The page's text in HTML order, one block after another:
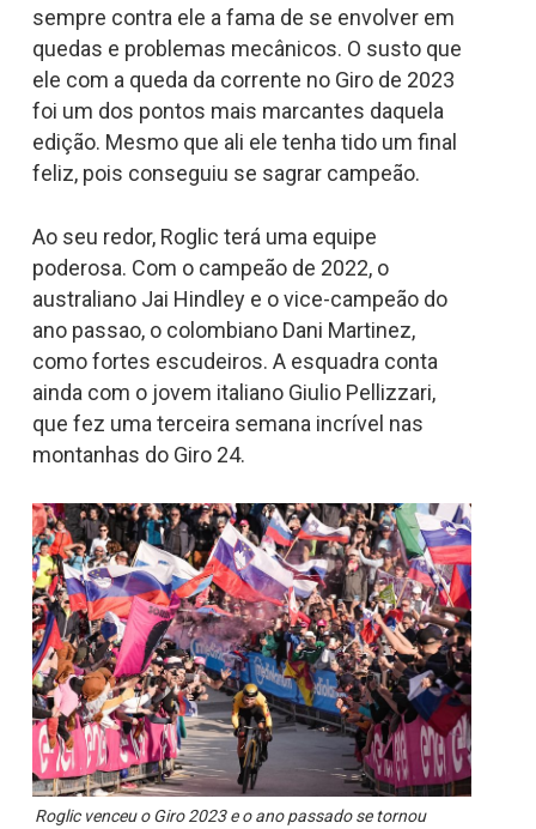
sempre contra ele a fama de se envolver em
quedas e problemas mecânicos. O susto que
ele com a queda da corrente no Giro de 2023
foi um dos pontos mais marcantes daquela
edição. Mesmo que ali ele tenha tido um final
feliz, pois conseguiu se sagrar campeão.
Ao seu redor, Roglic terá uma equipe
poderosa. Com o campeão de 2022, o
australiano Jai Hindley e o vice-campeão do
ano passao, o colombiano Dani Martinez,
como fortes escudeiros. A esquadra conta
ainda com o jovem italiano Giulio Pellizzari,
que fez uma terceira semana incrível nas
montanhas do Giro 24.
Roglic venceu o Giro 2023 e o ano passado se tornou